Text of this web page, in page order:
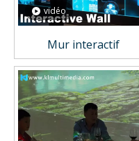
vidéo
Mur interactif